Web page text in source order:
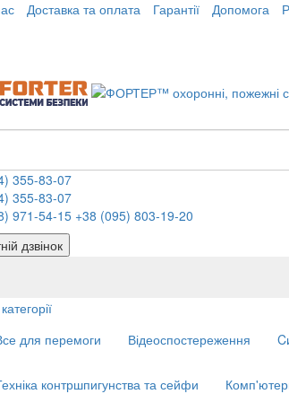
Доставка та оплата Гарантії Допомога
355-83-07
355-83-07
971-54-15 +38 (095) 803-19-20
дзвінок
для перемоги
Відеоспостереження
контршпигунства та сейфи